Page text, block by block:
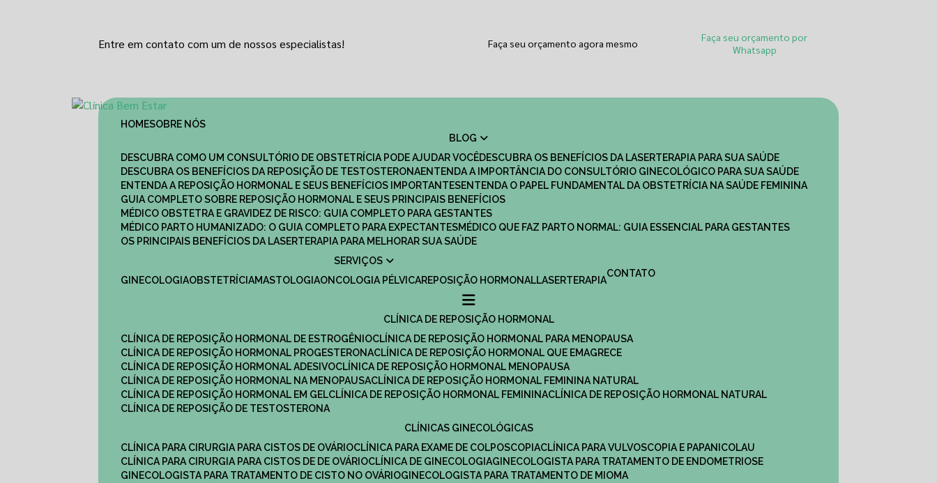
Entre em contato com um de nossos especialistas! Faça seu orçamento agora mesmo
Faça seu orçamento por
Whatsapp
HOME
SOBRE NÓS
BLOG
DESCUBRA COMO UM CONSULTÓRIO DE OBSTETRÍCIA PODE AJUDAR VOCÊ
DESCUBRA OS BENEFÍCIOS DA LASERTERAPIA PARA SUA SAÚDE
DESCUBRA OS BENEFÍCIOS DA REPOSIÇÃO DE TESTOSTERONA
ENTENDA A IMPORTÂNCIA DO CONSULTÓRIO GINECOLÓGICO PARA SUA SAÚDE
ENTENDA A REPOSIÇÃO HORMONAL E SEUS BENEFÍCIOS IMPORTANTES
ENTENDA O PAPEL FUNDAMENTAL DA OBSTETRÍCIA NA SAÚDE FEMININA
GUIA COMPLETO SOBRE REPOSIÇÃO HORMONAL E SEUS PRINCIPAIS BENEFÍCIOS
MÉDICO OBSTETRA E GRAVIDEZ DE RISCO: GUIA COMPLETO PARA GESTANTES
MÉDICO PARTO HUMANIZADO: O GUIA COMPLETO PARA EXPECTANTES
MÉDICO QUE FAZ PARTO NORMAL: GUIA ESSENCIAL PARA GESTANTES
OS PRINCIPAIS BENEFÍCIOS DA LASERTERAPIA PARA MELHORAR SUA SAÚDE
SERVIÇOS
GINECOLOGIA
OBSTETRÍCIA MASTOLOGIA ONCOLOGIA PÉLVICA REPOSIÇÃO HORMONAL LASERTERAPIA
CONTATO
CLÍNICA DE REPOSIÇÃO HORMONAL
CLÍNICA DE REPOSIÇÃO HORMONAL DE ESTROGÊNIO
CLÍNICA DE REPOSIÇÃO HORMONAL PARA MENOPAUSA
CLÍNICA DE REPOSIÇÃO HORMONAL PROGESTERONA
CLÍNICA DE REPOSIÇÃO HORMONAL QUE EMAGRECE
CLÍNICA DE REPOSIÇÃO HORMONAL ADESIVO
CLÍNICA DE REPOSIÇÃO HORMONAL MENOPAUSA
CLÍNICA DE REPOSIÇÃO HORMONAL NA MENOPAUSA
CLÍNICA DE REPOSIÇÃO HORMONAL FEMININA NATURAL
CLÍNICA DE REPOSIÇÃO HORMONAL EM GEL
CLÍNICA DE REPOSIÇÃO HORMONAL FEMININA
CLÍNICA DE REPOSIÇÃO HORMONAL NATURAL
CLÍNICA DE REPOSIÇÃO DE TESTOSTERONA
CLÍNICAS GINECOLÓGICAS
CLÍNICA PARA CIRURGIA PARA CISTOS DE OVÁRIO
CLÍNICA PARA EXAME DE COLPOSCOPIA
CLÍNICA PARA VULVOSCOPIA E PAPANICOLAU
CLÍNICA PARA CIRURGIA PARA CISTOS DE DE OVÁRIO
CLÍNICA DE GINECOLOGIA
GINECOLOGISTA PARA TRATAMENTO DE ENDOMETRIOSE
GINECOLOGISTA PARA TRATAMENTO DE CISTO NO OVÁRIO
GINECOLOGISTA PARA TRATAMENTO DE MIOMA